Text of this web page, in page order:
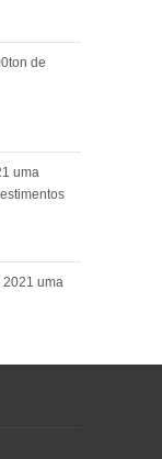
de
uma
2021 uma